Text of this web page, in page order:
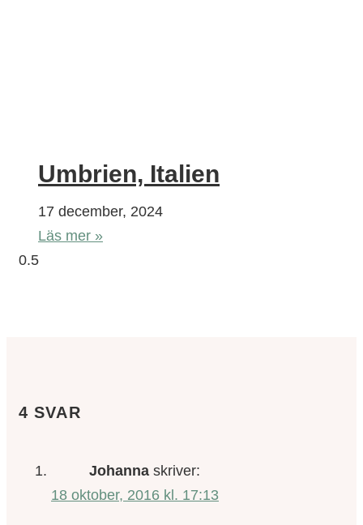
Umbrien, Italien
17 december, 2024
Läs mer »
4 SVAR
Johanna skriver:
18 oktober, 2016 kl. 17:13